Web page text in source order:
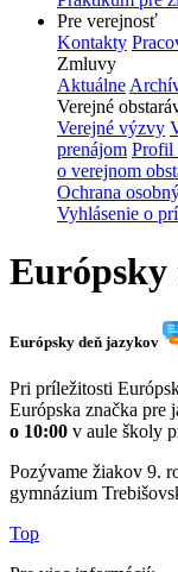
Pre verejnosť
Kontakty
Zmluvy
Aktuálne
Verejné
Verejné výzvy
prenájom Profil
o verejnom
Ochrana
Vyhlásenie o
Európsky
Európsky deň jazykov
Pri príležitosti
Európska značka pre
o 10:00 v aule školy
Pozývame žiakov 9.
gymnázium
Top